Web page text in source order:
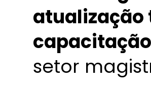
atualização
setor